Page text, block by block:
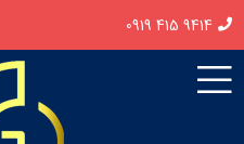
0919 415 9414